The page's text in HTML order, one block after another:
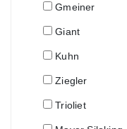
Gmeiner
Giant
Kuhn
Ziegler
Trioliet